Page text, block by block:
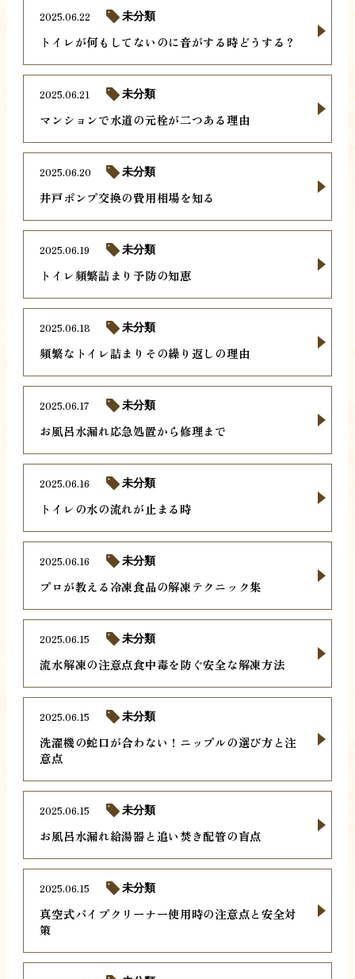
トイレが何もしてないのに音がする時どうする？
2025.06.22 未分類
マンションで水道の元栓が二つある理由
2025.06.21 未分類
井戸ポンプ交換の費用相場を知る
2025.06.20 未分類
トイレ頻繁詰まり予防の知恵
2025.06.19 未分類
頻繁なトイレ詰まりその繰り返しの理由
2025.06.18 未分類
お風呂水漏れ応急処置から修理まで
2025.06.17 未分類
トイレの水の流れが止まる時
2025.06.16 未分類
プロが教える冷凍食品の解凍テクニック集
2025.06.16 未分類
流水解凍の注意点食中毒を防ぐ安全な解凍方法
2025.06.15 未分類
洗濯機の蛇口が合わない！ニップルの選び方と注
意点
2025.06.15 未分類
お風呂水漏れ給湯器と追い焚き配管の盲点
2025.06.15 未分類
真空式パイプクリーナー使用時の注意点と安全対
策
2025.06.15 未分類